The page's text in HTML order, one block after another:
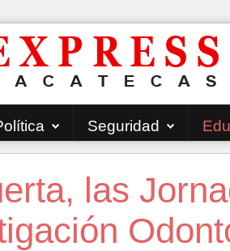
Seguridad
las